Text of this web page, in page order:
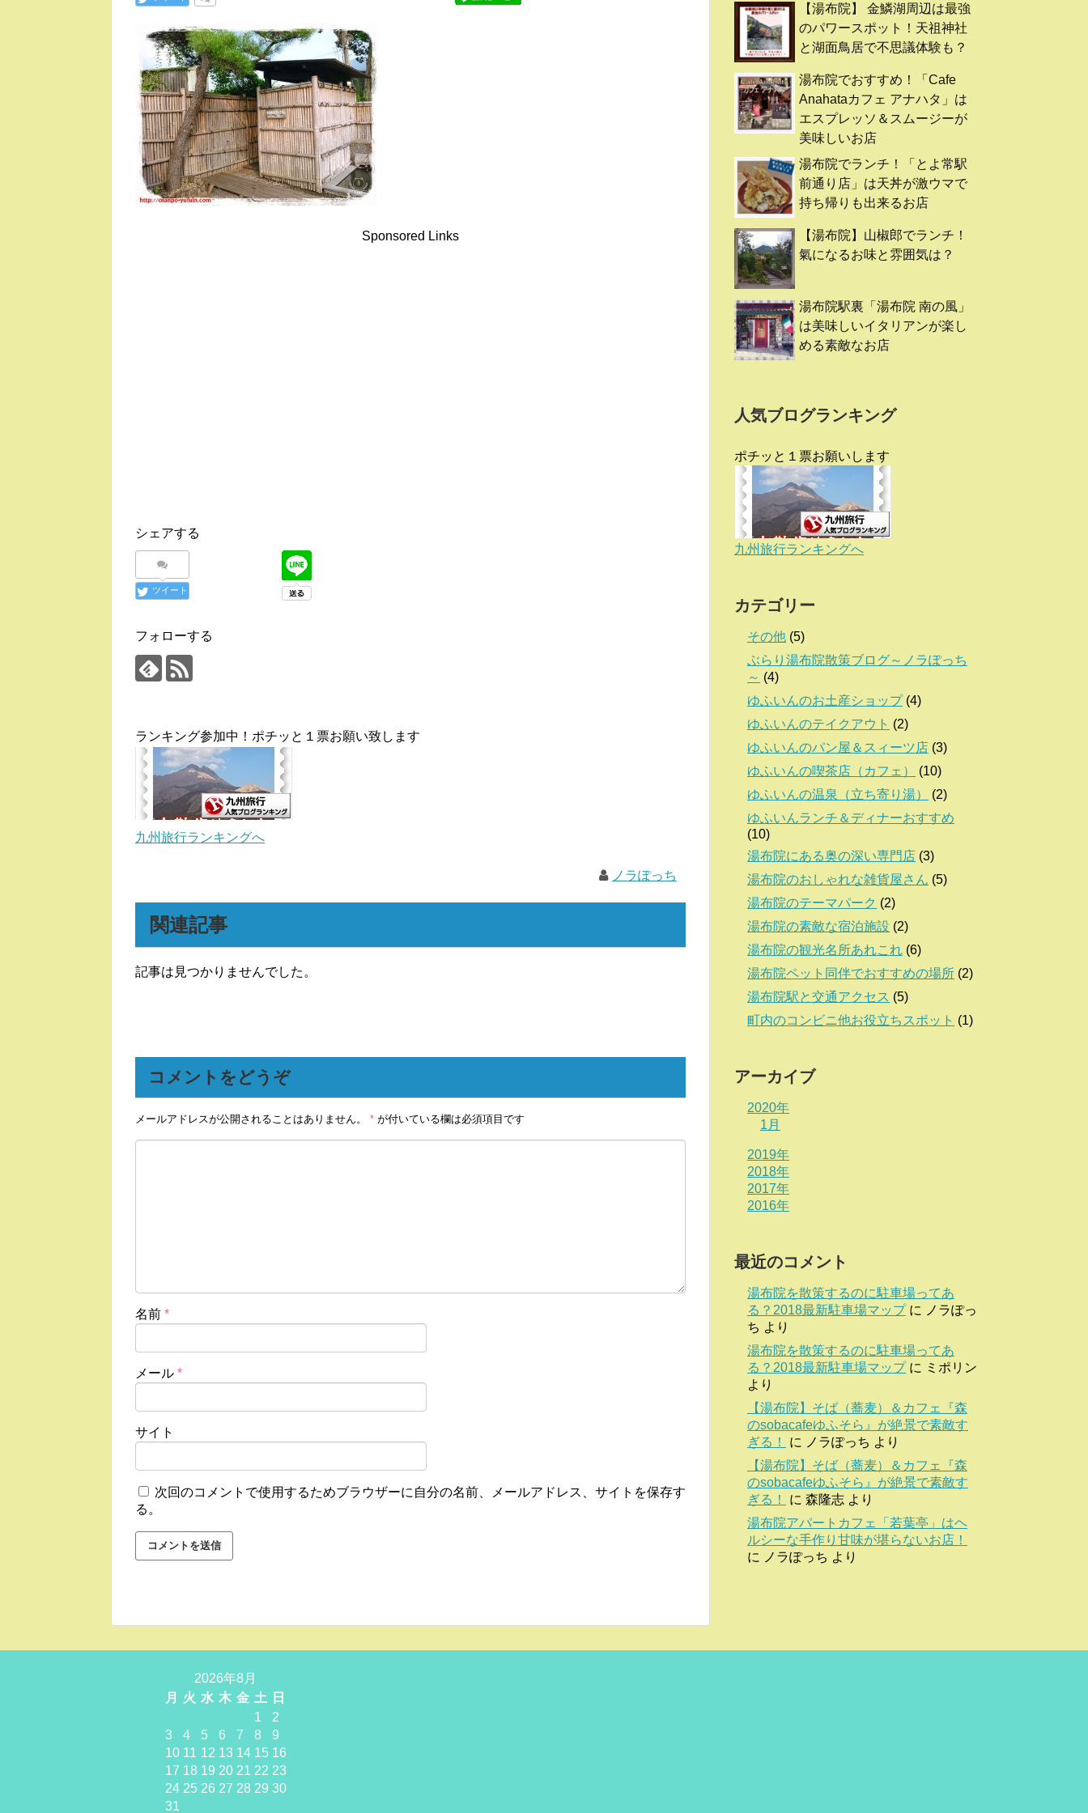
Sponsored Links
シェアする
ツイート
フォローする
ランキング参加中！ポチッと１票お願い致します
九州旅行ランキングへ
ノラぽっち
関連記事
記事は見つかりませんでした。
コメントをどうぞ
メールアドレスが公開されることはありません。 * が付いている欄は必須項目です
名前 *
メール *
サイト
次回のコメントで使用するためブラウザーに自分の名前、メールアドレス、サイトを保存す
る。
【湯布院】 金鱗湖周辺は最強
のパワースポット！天祖神社
と湖面鳥居で不思議体験も？
湯布院でおすすめ！「Cafe
Anahataカフェ アナハタ」は
エスプレッソ＆スムージーが
美味しいお店
湯布院でランチ！「とよ常駅
前通り店」は天丼が激ウマで
持ち帰りも出来るお店
【湯布院】山椒郎でランチ！
氣になるお味と雰囲気は？
湯布院駅裏「湯布院 南の風」
は美味しいイタリアンが楽し
める素敵なお店
人気ブログランキング
ポチッと１票お願いします
九州旅行ランキングへ
カテゴリー
その他 (5)
ぶらり湯布院散策ブログ～ノラぽっち
～ (4)
ゆふいんのお土産ショップ(4)
ゆふいんのテイクアウト (2)
ゆふいんのパン屋＆スィーツ店 (3)
ゆふいんの喫茶店（カフェ）
(10)
ゆふいんの温泉（立ち寄り湯）
(2)
ゆふいんランチ＆ディナーおすすめ
(10)
湯布院にある奥の深い専門店 (3)
湯布院のおしゃれな雑貨屋さん (5)
湯布院のテーマパーク (2)
湯布院の素敵な宿泊施設 (2)
湯布院の観光名所あれこれ (6)
湯布院ペット同伴でおすすめの場所 (2)
湯布院駅と交通アクセス (5)
町内のコンビニ他お役立ちスポット (1)
アーカイブ
2020年
1月
2019年
2018年
2017年
2016年
最近のコメント
湯布院を散策するのに駐車場ってあ
る？2018最新駐車場マップに ノラぽっ
ち より
湯布院を散策するのに駐車場ってあ
る？2018最新駐車場マップに ミポリン
より
【湯布院】そば（蕎麦）＆カフェ『森
のsobacafeゆふそら』が絶景で素敵す
ぎる！
に ノラぽっち より
【湯布院】そば（蕎麦）＆カフェ『森
のsobacafeゆふそら』が絶景で素敵す
ぎる！
に 森隆志 より
湯布院アパートカフェ「若葉亭」はヘ
ルシーな手作り甘味が堪らないお店！
に ノラぽっち より
2026年8月
月
火 水 木 金 土
日
1
2
3
4 5 6 7 8
9
10 11 12 13 14 15 16
17 18 19 20 21 22 23
24 25 26 27 28 29 30
31